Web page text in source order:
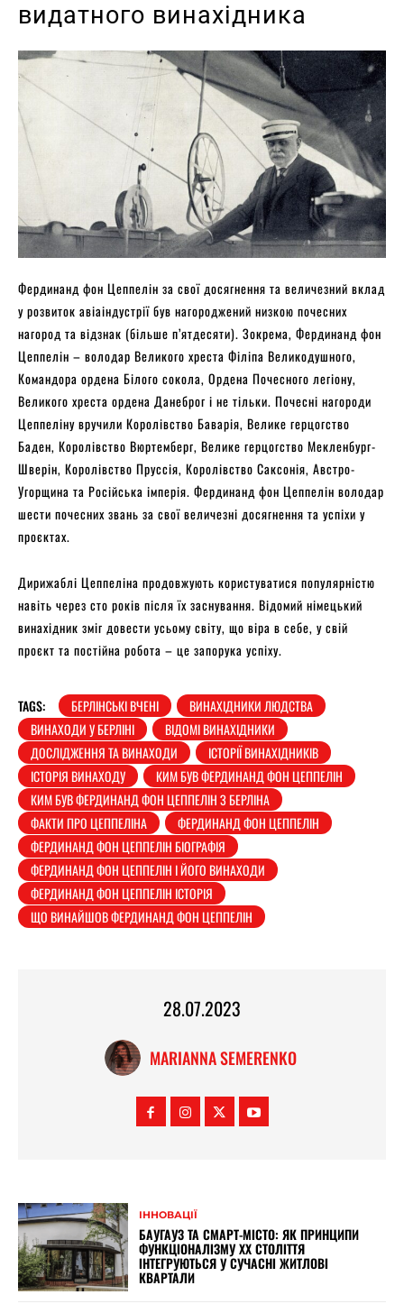
видатного винахідника
Фердинанд фон Цеппелін за свої досягнення та величезний вклад
у розвиток авіаіндустрії був нагороджений низкою почесних
нагород та відзнак (більше п’ятдесяти). Зокрема, Фердинанд фон
Цеппелін – володар Великого хреста Філіпа Великодушного,
Командора ордена Білого сокола, Ордена Почесного легіону,
Великого хреста ордена Данеброг і не тільки. Почесні нагороди
Цеппеліну вручили Королівство Баварія, Велике герцогство
Баден, Королівство Вюртемберг, Велике герцогство Мекленбург-
Шверін, Королівство Пруссія, Королівство Саксонія, Австро-
Угорщина та Російська імперія. Фердинанд фон Цеппелін володар
шести почесних звань за свої величезні досягнення та успіхи у
проєктах.
Дирижаблі Цеппеліна продовжують користуватися популярністю
навіть через сто років після їх заснування. Відомий німецький
винахідник зміг довести усьому світу, що віра в себе, у свій
проєкт та постійна робота – це запорука успіху.
TAGS: БЕРЛІНСЬКІ ВЧЕНІ
ВИНАХІДНИКИ ЛЮДСТВА
ВИНАХОДИ У БЕРЛІНІ
ВІДОМІ ВИНАХІДНИКИ
ДОСЛІДЖЕННЯ ТА ВИНАХОДИ
ІСТОРІЇ ВИНАХІДНИКІВ
ІСТОРІЯ ВИНАХОДУ
КИМ БУВ ФЕРДИНАНД ФОН ЦЕППЕЛІН
КИМ БУВ ФЕРДИНАНД ФОН ЦЕППЕЛІН З БЕРЛІНА
ФАКТИ ПРО ЦЕППЕЛІНА
ФЕРДИНАНД ФОН ЦЕППЕЛІН
ФЕРДИНАНД ФОН ЦЕППЕЛІН БІОГРАФІЯ
ФЕРДИНАНД ФОН ЦЕППЕЛІН І ЙОГО ВИНАХОДИ
ФЕРДИНАНД ФОН ЦЕППЕЛІН ІСТОРІЯ
ЩО ВИНАЙШОВ ФЕРДИНАНД ФОН ЦЕППЕЛІН
28.07.2023
MARIANNA SEMERENKO
ІННОВАЦІЇ
БАУГАУЗ ТА СМАРТ-МІСТО: ЯК ПРИНЦИПИ
ФУНКЦІОНАЛІЗМУ XX СТОЛІТТЯ
ІНТЕГРУЮТЬСЯ У СУЧАСНІ ЖИТЛОВІ
КВАРТАЛИ